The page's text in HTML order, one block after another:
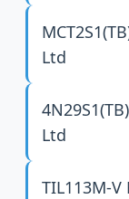
Ltd
4N29S1(TB)
Ltd
TIL113M-V